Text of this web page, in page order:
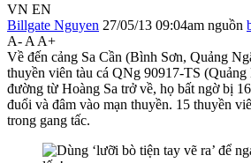
VN EN
Billgate Nguyen 27/05/13 09:04am nguồn
A- A A+
Về đến cảng Sa Cần (Bình Sơn, Quảng
thuyền viên tàu cá QNg 90917-TS (Quảng
đường từ Hoàng Sa trở về, họ bất ngờ bị
đuổi và đâm vào mạn thuyền. 15 thuyền
trong gang tấc.